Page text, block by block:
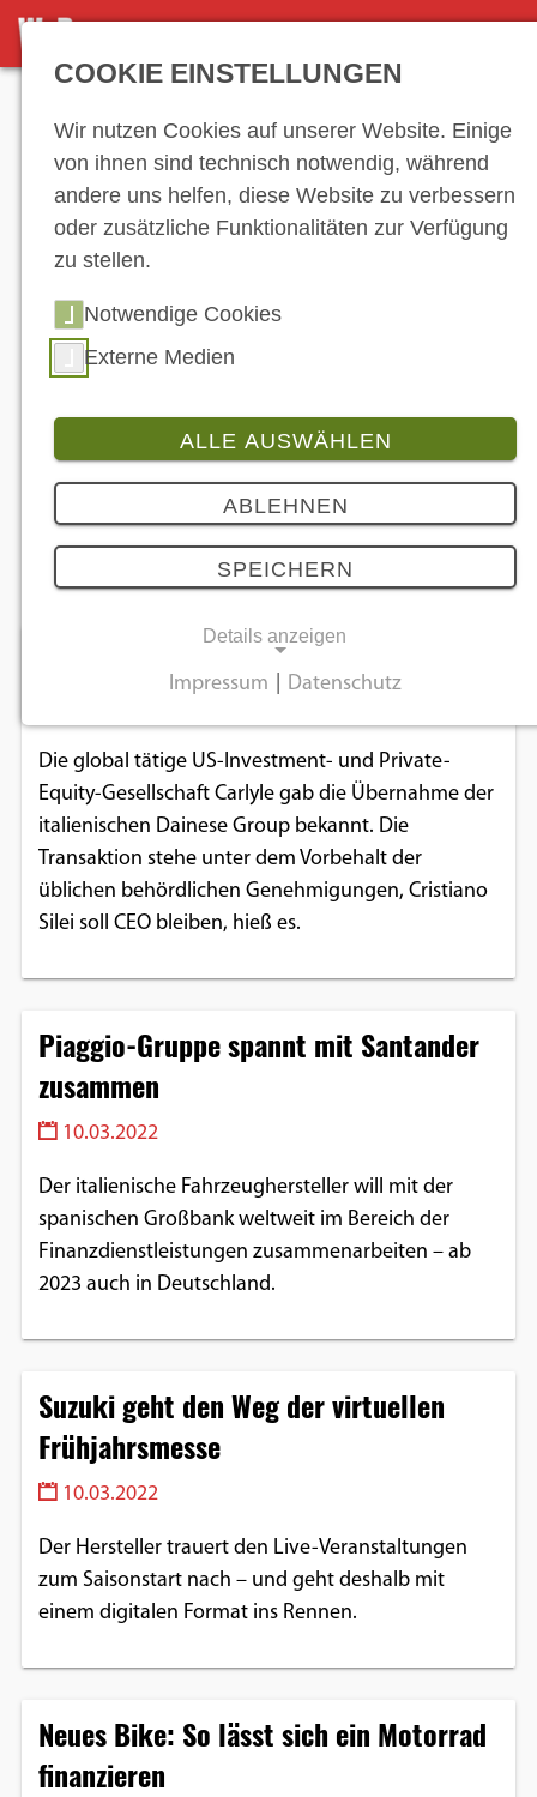
NEWS-ARCHIV
News-Archiv
… 10 11 12
18 19 20
35
38 39 40 41
44
45 46 47 48 49 …
März 2022
Carlyle kauft Dainese
Die global tätige US-Investment- und Private-
Equity-Gesellschaft Carlyle gab die Übernahme der
italienischen Dainese Group bekannt. Die
Transaktion stehe unter dem Vorbehalt der
üblichen behördlichen Genehmigungen, Cristiano
Silei soll CEO bleiben, hieß es.
Piaggio-Gruppe spannt mit Santander
zusammen
10.03.2022
Der italienische Fahrzeughersteller will mit der
spanischen Großbank weltweit im Bereich der
Finanzdienstleistungen zusammenarbeiten – ab
2023 auch in Deutschland.
Suzuki geht den Weg der virtuellen
Frühjahrsmesse
10.03.2022
Der Hersteller trauert den Live-Veranstaltungen
zum Saisonstart nach – und geht deshalb mit
einem digitalen Format ins Rennen.
Neues Bike: So lässt sich ein Motorrad
finanzieren
COOKIE EINSTELLUNGEN
Wir nutzen Cookies auf unserer Website. Einige
von ihnen sind technisch notwendig, während
andere uns helfen, diese Website zu verbessern
oder zusätzliche Funktionalitäten zur Verfügung
zu stellen.
Notwendige Cookies
Externe Medien
ALLE AUSWÄHLEN
ABLEHNEN
SPEICHERN
Details anzeigen
Notwendige Cookies ermöglichen
grundlegende Funktionen und sind für die
einwandfreie Funktion der Website
erforderlich.
Einverständnis-Cookie
Zweck:
Einverständnis-Optionen des Benutzers
1 Jahr
EXTERNE MEDIEN
Medien Cookies gesetzt.
YouTube
Vimeo
Google
Impressum Datenschutz